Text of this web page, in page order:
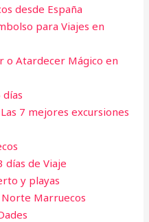
desde España
para Viajes en
o Atardecer Mágico en
7 mejores excursiones
días de Viaje
y playas
Marruecos